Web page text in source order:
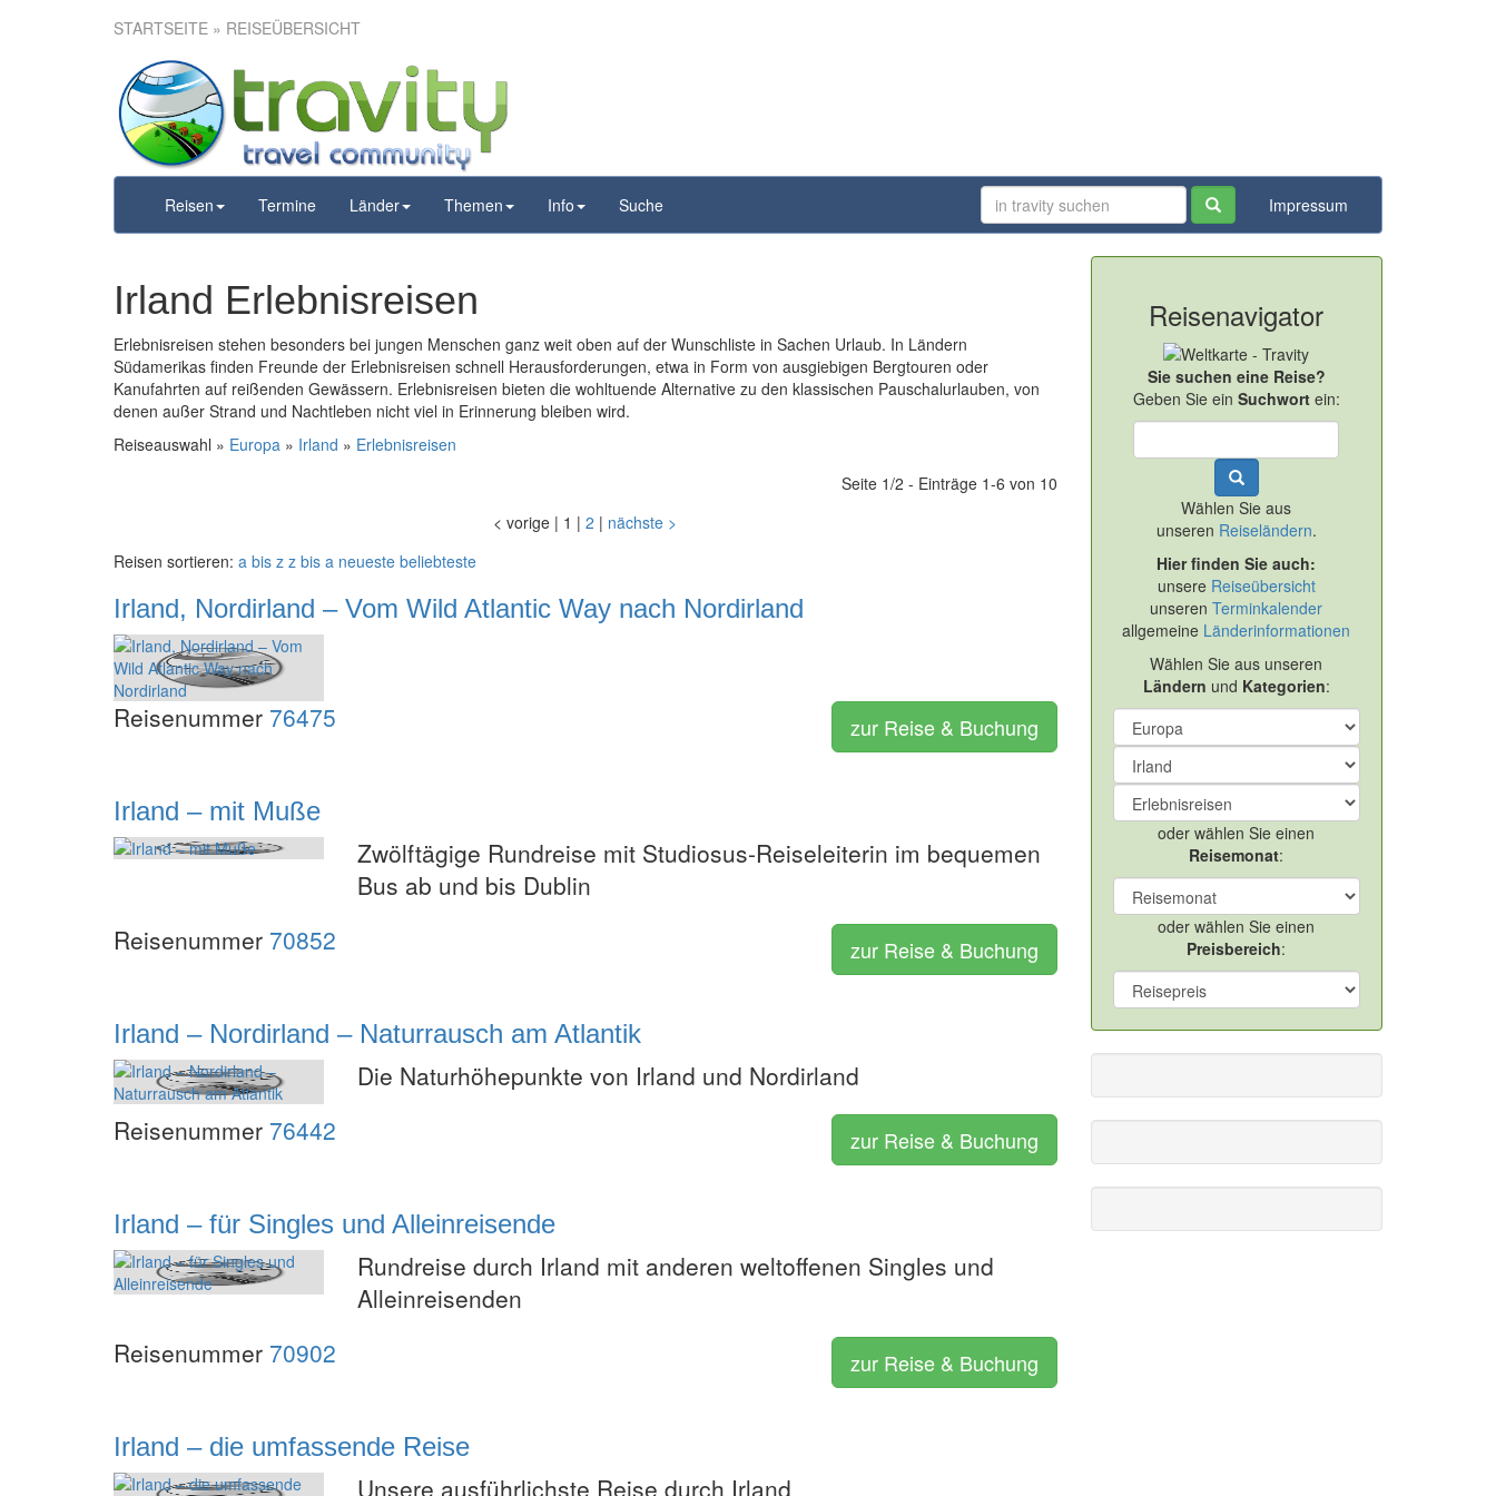
STARTSEITE » REISEÜBERSICHT
Reisen Termine Länder Themen Info Suche Impressum
Irland Erlebnisreisen
Erlebnisreisen stehen besonders bei jungen Menschen ganz weit oben auf der Wunschliste in Sachen Urlaub. In Ländern
Südamerikas finden Freunde der Erlebnisreisen schnell Herausforderungen, etwa in Form von ausgiebigen Bergtouren oder
Kanufahrten auf reißenden Gewässern. Erlebnisreisen bieten die wohltuende Alternative zu den klassischen Pauschalurlauben, von
denen außer Strand und Nachtleben nicht viel in Erinnerung bleiben wird.
Reiseauswahl » Europa » Irland » Erlebnisreisen
Seite 1/2 - Einträge 1-6 von 10
<vorige | 1 | 2 | nächste >
Reisen sortieren: a bis z z bis a neueste beliebteste
Irland, Nordirland – Vom Wild Atlantic Way nach Nordirland
Reisenummer 76475 zur Reise & Buchung
Irland – mit Muße
Zwölftägige Rundreise mit Studiosus-Reiseleiterin im bequemen
Bus ab und bis Dublin
Reisenummer 70852 zur Reise & Buchung
Irland – Nordirland – Naturrausch am Atlantik
Die Naturhöhepunkte von Irland und Nordirland
Reisenummer 76442 zur Reise & Buchung
Irland – für Singles und Alleinreisende
Rundreise durch Irland mit anderen weltoffenen Singles und
Alleinreisenden
Reisenummer 70902 zur Reise & Buchung
Irland – die umfassende Reise
Unsere ausführlichste Reise durch Irland
Reisenavigator
Sie suchen eine Reise?
Geben Sie ein Suchwortein:
Wählen Sie aus
unseren Reiseländern.
Hier finden Sie auch:
unsere Reiseübersicht
unserenTerminkalender
allgemeine Länderinformationen
Wählen Sie aus unseren
Ländern und Kategorien:
oder wählen Sie einen
Reisemonat:
oder wählen Sie einen
Preisbereich: